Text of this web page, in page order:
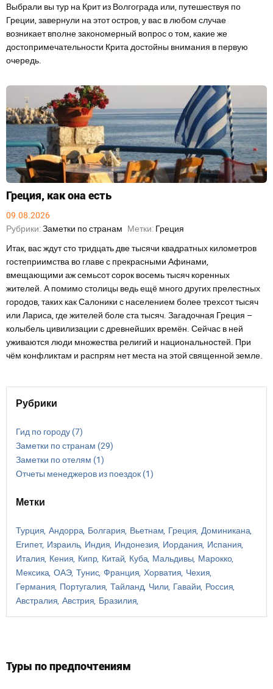
Выбрали вы тур на Крит из Волгограда или, путешествуя по
Греции, завернули на этот остров, у вас в любом случае
возникает вполне закономерный вопрос о том, какие же
достопримечательности Крита достойны внимания в первую
очередь.
Греция, как она есть
09.08.2026
Рубрики:Заметки по странам Метки: Греция
Итак, вас ждут сто тридцать две тысячи квадратных километров
гостеприимства во главе с прекрасными Афинами,
вмещающими аж семьсот сорок восемь тысяч коренных
жителей. А помимо столицы ведь ещё много других прелестных
городов, таких как Салоники с населением более трехсот тысяч
или Лариса, где жителей боле ста тысяч. Загадочная Греция –
колыбель цивилизации с древнейших времён. Сейчас в ней
уживаются люди множества религий и национальностей. При
чём конфликтам и распрям нет места на этой священной земле.
Рубрики
Гид по городу (7)
Заметки по странам (29)
Заметки по отелям (1)
Отчеты менеджеров из поездок (1)
Метки
Турция Андорра Болгария Вьетнам Греция Доминикана
Египет Израиль Индия Индонезия Иордания Испания
Италия Кения Кипр Китай Куба Мальдивы Марокко
Мексика ОАЭ Тунис Франция Хорватия Чехия
Германия Португалия Тайланд Чили Гавайи Россия
Австралия Австрия Бразилия
Туры по предпочтениям